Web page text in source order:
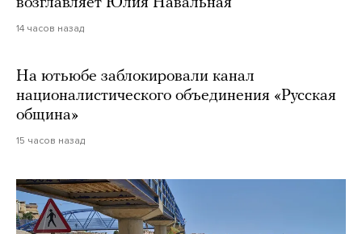
14 часов назад
На ютьюбе заблокировали канал
националистического объединения «Русская
община»
15 часов назад